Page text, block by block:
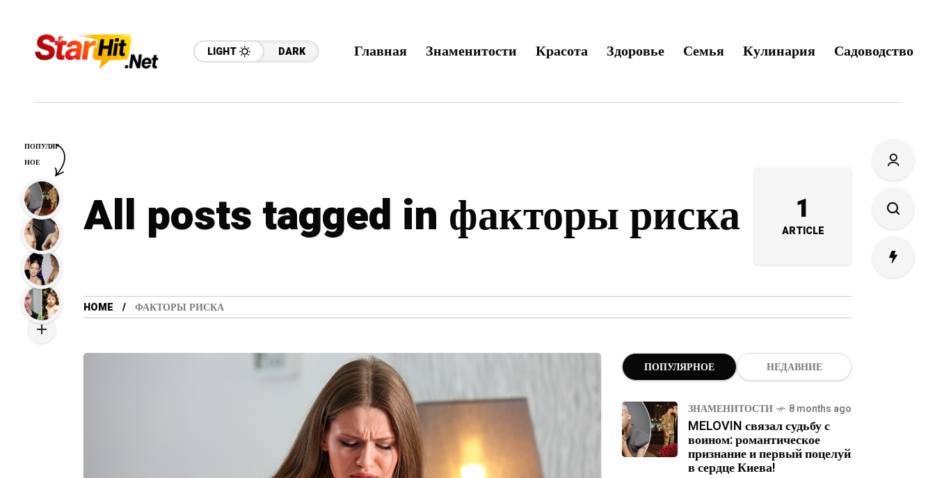
LIGHT DARK Главная Знаменитости Красота Здоровье Семья Кулинария Садоводство
All posts tagged in факторы риска 1
ARTICLE
HOME ФАКТОРЫ РИСКА
ПОПУЛЯРНОЕ НЕДАВНИЕ
ЗНАМЕНИТОСТИ 8 months ago
MELOVIN связал судьбу с
воином: романтическое
признание и первый поцелуй
в сердце Киева!
ПОПУЛЯР
НОЕ